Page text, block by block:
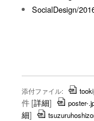
SocialDesign/
添付ファイル:
件[詳細] poster-
細]